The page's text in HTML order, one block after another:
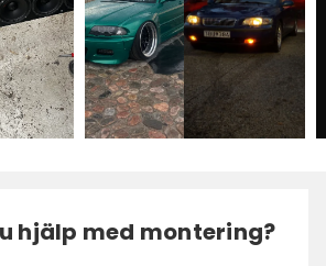
hjälp med montering?